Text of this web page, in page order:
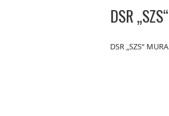
DSR
DSR „SZS“